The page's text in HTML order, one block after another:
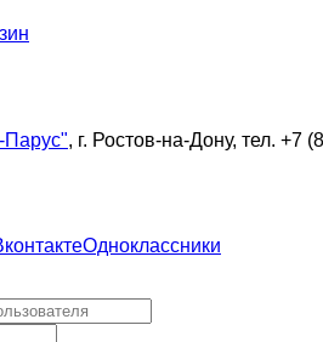
, г. Ростов-на-Дону, тел.
Одноклассники